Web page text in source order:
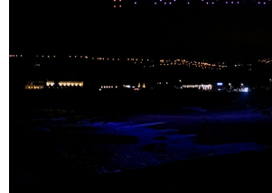
EVENTO PRIVADO |